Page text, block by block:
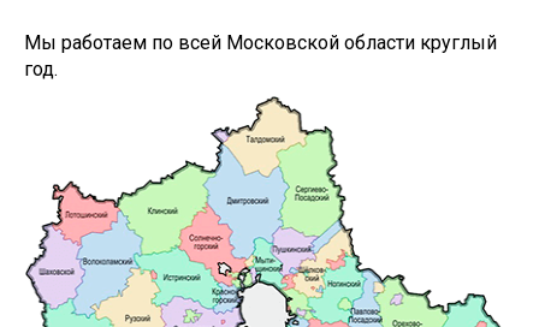
Мы работаем по всей Московской области круглый
год.